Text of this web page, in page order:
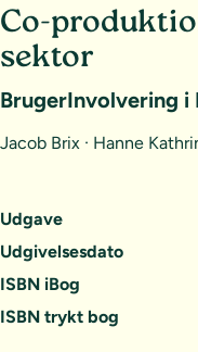
Udgave
Udgivelsesdato
ISBN iBog
ISBN trykt bog
Co-
sektor
BrugerInvolvering
Jacob Brix · Hanne